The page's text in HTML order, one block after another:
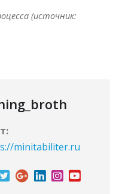
(источник:
minitabiliter.ru